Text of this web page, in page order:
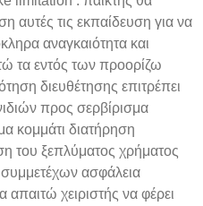
αυτές τις εκπαίδευση για να
αναγκαιότητα και
τα εντός των προορίζω
διευθέτησης επιτρέπει
προς σερβίρισμα
κομμάτι διατήρηση
του ξεπλύματος χρήματος
ασφάλεια
χειριστής να φέρει